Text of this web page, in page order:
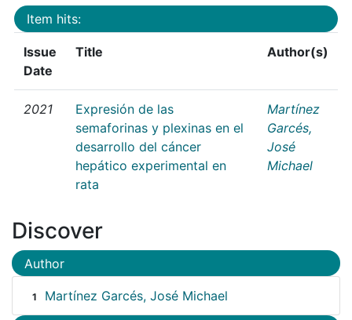
Item hits:
Issue
Date
Title Author(s)
2021
Expresión de las
semaforinas y plexinas en el
desarrollo del cáncer
hepático experimental en
rata
Martínez
Garcés,
José
Michael
Discover
Author
1 Martínez Garcés, José Michael